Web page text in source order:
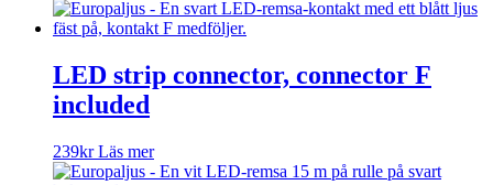
LED strip connector, connector F
included
239kr Läs mer